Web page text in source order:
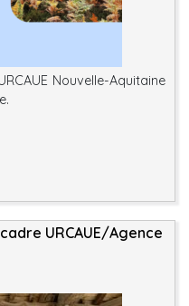
Nouvelle-Aquitaine
URCAUE/Agence